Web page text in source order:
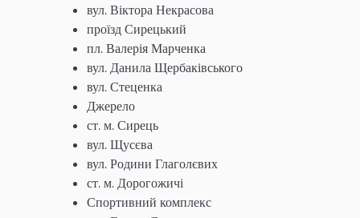
вул. Віктора Некрасова
проїзд Сирецький
пл. Валерія Марченка
вул. Данила Щербаківського
вул. Стеценка
Джерело
ст. м. Сирець
вул. Щусєва
вул. Родини Глаголєвих
ст. м. Дорогожичі
Спортивний комплекс